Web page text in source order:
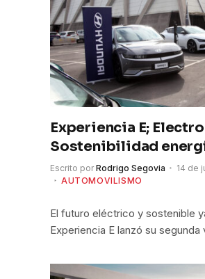
Experiencia E;
Sostenibilidad
Escrito por Rodrigo Segovia
14 de
AUTOMOVILISMO
El futuro eléctrico y sostenible
Experiencia E lanzó su